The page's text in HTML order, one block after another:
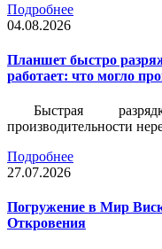
Подробнее
04.08.2026
Планшет быстро
работает: что могло
Быстрая
производительности
Подробнее
27.07.2026
Погружение в Мир
Откровения